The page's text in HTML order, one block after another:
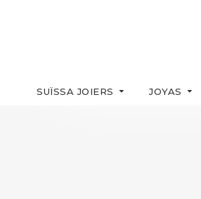
SUÏSSA JOIERS JOYAS